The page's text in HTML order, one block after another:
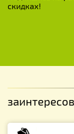
скидках!